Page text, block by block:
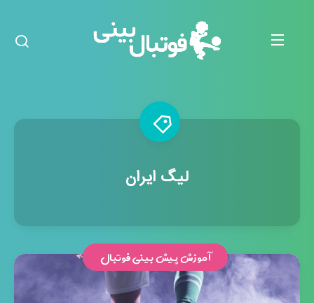
لیگ ایران
آموزش پیش بینی فوتبال